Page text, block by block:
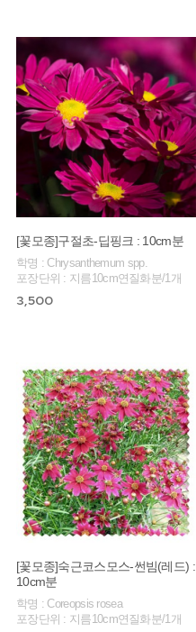
[꽃모종]구절초-딥핑크 : 10cm분
학명 : Chrysanthemum spp.
포장단위 : 지름10cm연질화분/1개
3,500
[꽃모종]숙근코스모스-썬빔(레드) :
10cm분
학명 : Coreopsis rosea
포장단위 : 지름10cm연질화분/1개